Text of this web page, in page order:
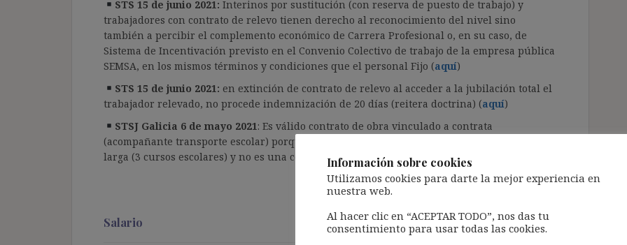
STS 15 de junio 2021: Interinos por sustitución (con reserva de puesto de trabajo) y
trabajadores con contrato de relevo tienen derecho al reconocimiento del nivel sino
también a percibir el complemento económico de Carrera Profesional o, en su caso, de
Sistema de Incentivación previsto en el Convenio Colectivo de trabajo de la empresa pública
SEMSA, en los mismos términos y condiciones que el personal Fijo (aquí)
STS 15 de junio 2021: en extinción de contrato de relevo al acceder a la jubilación total el
trabajador relevado, no procede indemnización de 20 días (reitera doctrina) (aquí)
STSJ Galicia 6 de mayo 2021: Es válido contrato de obra vinculado a contrata
(acompañante transporte escolar) porque duración del contrato no es excepcionalmente
larga (3 cursos escolares) y no es una contrata prolongada en el tiempo (aquí
Salario
Información sobre cookies
Utilizamos cookies para darte la mejor experiencia en
nuestra web.
Al hacer clic en “ACEPTAR TODO”, nos das tu
consentimiento para usar todas las cookies.